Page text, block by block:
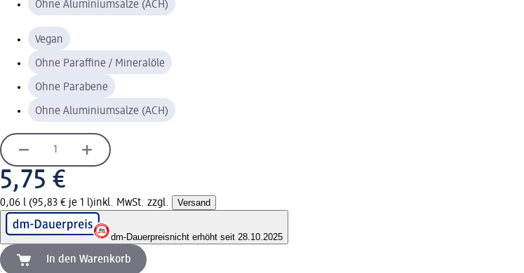
Ohne Aluminiumsalze (ACH)
Vegan
Ohne Paraffine / Mineralöle
Ohne Parabene
Ohne Aluminiumsalze (ACH)
5,75 €
0,06 l (95,83 € je 1 l)inkl. MwSt. zzgl. Versand
dm-Dauerpreisnicht erhöht seit 28.10.2025
In den Warenkorb